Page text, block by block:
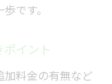
です。
イント
料金の有無など